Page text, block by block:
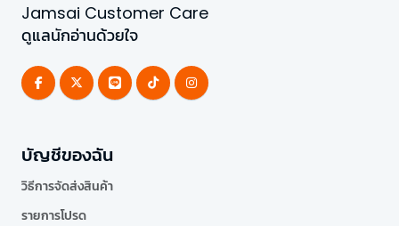
Jamsai Customer Care
ดูแลนักอ่านด้วยใจ
บัญชีของฉัน
วิธีการจัดส่งสินค้า
รายการโปรด